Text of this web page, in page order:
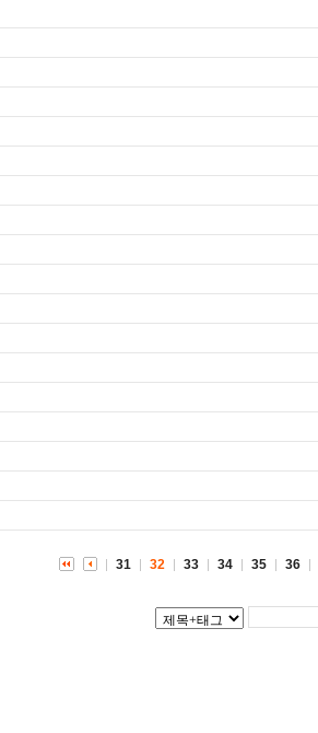
31 32 33 34 35 36